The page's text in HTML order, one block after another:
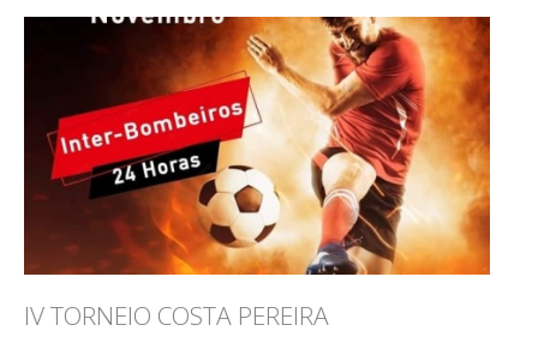
IV TORNEIO COSTA PEREIRA